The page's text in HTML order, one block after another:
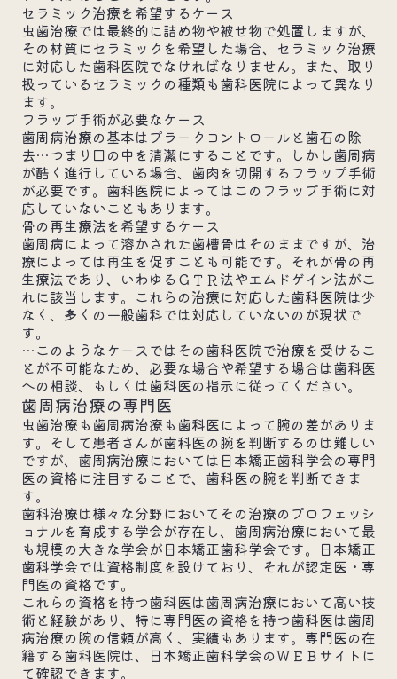
セラミック治療を希望するケース
虫歯治療では最終的に詰め物や被せ物で処置しますが、
その材質にセラミックを希望した場合、セラミック治療
に対応した歯科医院でなければなりません。また、取り
扱っているセラミックの種類も歯科医院によって異なり
ます。
フラップ手術が必要なケース
歯周病治療の基本はプラークコントロールと歯石の除
去…つまり口の中を清潔にすることです。しかし歯周病
が酷く進行している場合、歯肉を切開するフラップ手術
が必要です。歯科医院によってはこのフラップ手術に対
応していないこともあります。
骨の再生療法を希望するケース
歯周病によって溶かされた歯槽骨はそのままですが、治
療によっては再生を促すことも可能です。それが骨の再
生療法であり、いわゆるＧＴＲ法やエムドゲイン法がこ
れに該当します。これらの治療に対応した歯科医院は少
なく、多くの一般歯科では対応していないのが現状で
す。
…このようなケースではその歯科医院で治療を受けるこ
とが不可能なため、必要な場合や希望する場合は歯科医
への相談、もしくは歯科医の指示に従ってください。
歯周病治療の専門医
虫歯治療も歯周病治療も歯科医によって腕の差がありま
す。そして患者さんが歯科医の腕を判断するのは難しい
ですが、歯周病治療においては日本矯正歯科学会の専門
医の資格に注目することで、歯科医の腕を判断できま
す。
歯科治療は様々な分野においてその治療のプロフェッシ
ョナルを育成する学会が存在し、歯周病治療において最
も規模の大きな学会が日本矯正歯科学会です。日本矯正
歯科学会では資格制度を設けており、それが認定医・専
門医の資格です。
これらの資格を持つ歯科医は歯周病治療において高い技
術と経験があり、特に専門医の資格を持つ歯科医は歯周
病治療の腕の信頼が高く、実績もあります。専門医の在
籍する歯科医院は、日本矯正歯科学会のＷＥＢサイトに
て確認できます。